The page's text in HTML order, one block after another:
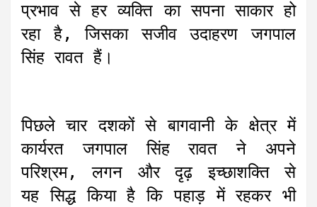
प्रभाव से हर व्यक्ति का सपना साकार हो
रहा है, जिसका सजीव उदाहरण जगपाल
सिंह रावत हैं।
पिछले चार दशकों से बागवानी के क्षेत्र में
कार्यरत जगपाल सिंह रावत ने अपने
परिश्रम, लगन और दृढ़ इच्छाशक्ति से
यह सिद्ध किया है कि पहाड़ में रहकर भी